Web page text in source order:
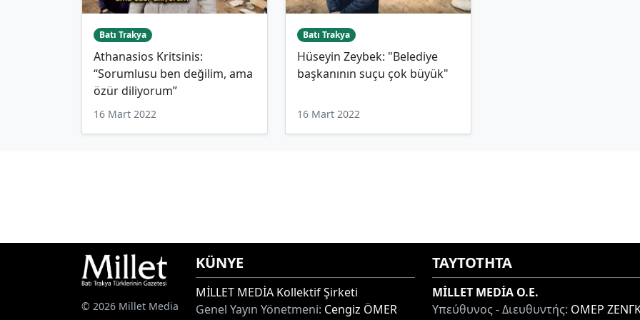
Batı Trakya
Athanasios Kritsinis:
“Sorumlusu ben değilim, ama
özür diliyorum”
16 Mart 2022
Batı Trakya
Hüseyin Zeybek: "Belediye
başkanının suçu çok büyük"
16 Mart 2022
© 2026 Millet Media
KÜNYE
MİLLET MEDİA Kollektif Şirketi
Genel Yayın Yönetmeni: Cengiz ÖMER
ΤΑΥΤΟΤΗΤΑ
MİLLET MEDİA O.E.
Υπεύθυνος - Διευθυντής: ΟΜΕΡ